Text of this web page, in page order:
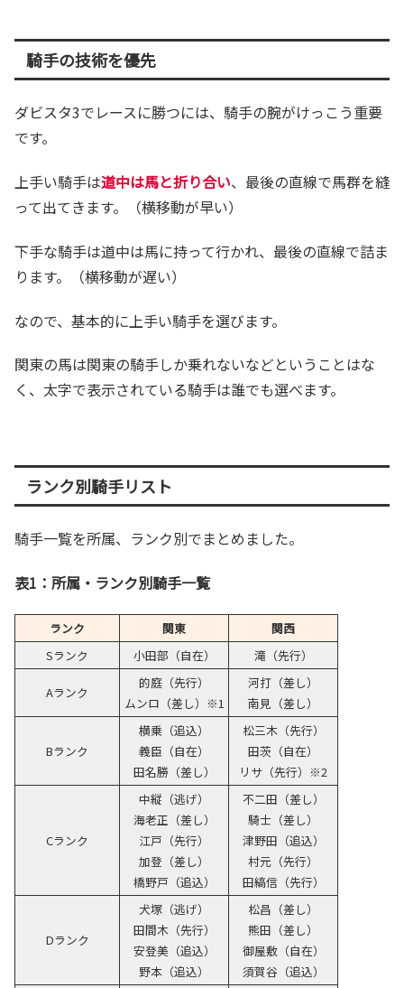
騎手の技術を優先
ダビスタ3でレースに勝つには、騎手の腕がけっこう重要
です。
上手い騎手は道中は馬と折り合い、最後の直線で馬群を縫
って出てきます。（横移動が早い）
下手な騎手は道中は馬に持って行かれ、最後の直線で詰ま
ります。（横移動が遅い）
なので、基本的に上手い騎手を選びます。
関東の馬は関東の騎手しか乗れないなどということはな
く、太字で表示されている騎手は誰でも選べます。
ランク別騎手リスト
騎手一覧を所属、ランク別でまとめました。
表1：所属・ランク別騎手一覧
ランク 関東
関西
Sランク
小田部（自在） 滝（先行）
Aランク
的庭（先行）
ムンロ（差し）※1
河打（差し）
南見（差し）
Bランク
横乗（追込）
義臣（自在）
田名勝（差し）
松三木（先行）
田茨（自在）
リサ（先行）※2
Cランク
中縦（逃げ）
海老正（差し）
江戸（先行）
加登（差し）
橋野戸（追込）
不二田（差し）
騎士（差し）
津野田（追込）
村元（先行）
田縞信（先行）
Dランク
犬塚（逃げ）
田間木（先行）
安登美（追込）
野本（追込）
松昌（差し）
熊田（差し）
御屋敷（自在）
須賀谷（追込）